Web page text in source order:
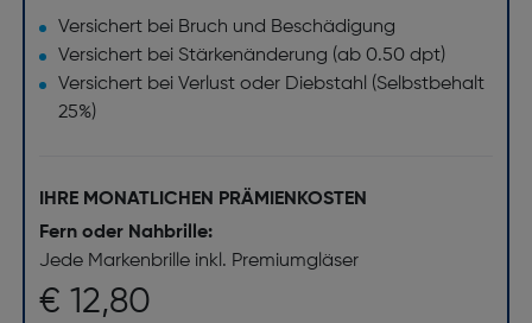
Versichert bei Bruch und Beschädigung
Versichert bei Stärkenänderung (ab 0.50 dpt)
Versichert bei Verlust oder Diebstahl (Selbstbehalt
25%)
IHRE MONATLICHEN PRÄMIENKOSTEN
Fern oder Nahbrille:
Jede Markenbrille inkl. Premiumgläser
€ 12,80